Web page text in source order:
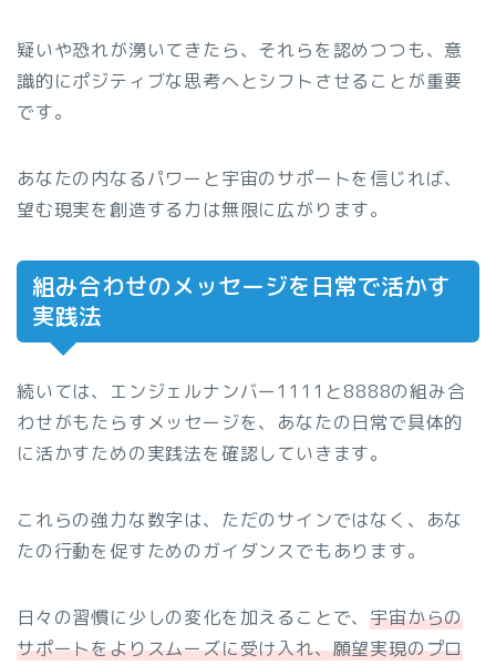
疑いや恐れが湧いてきたら、それらを認めつつも、意
識的にポジティブな思考へとシフトさせることが重要
です。
あなたの内なるパワーと宇宙のサポートを信じれば、
望む現実を創造する力は無限に広がります。
組み合わせのメッセージを日常で活かす
実践法
続いては、エンジェルナンバー1111と8888の組み合
わせがもたらすメッセージを、あなたの日常で具体的
に活かすための実践法を確認していきます。
これらの強力な数字は、ただのサインではなく、あな
たの行動を促すためのガイダンスでもあります。
日々の習慣に少しの変化を加えることで、宇宙からの
サポートをよりスムーズに受け入れ、願望実現のプロ